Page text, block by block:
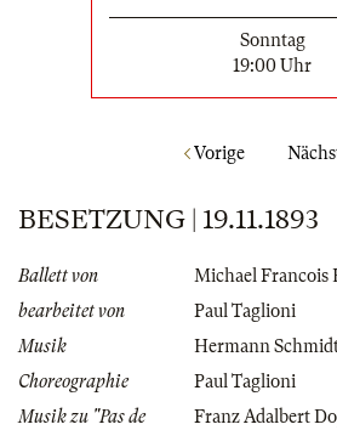
Sonntag
19:00 Uhr
Vorige
BESETZUNG | 19.11.1893
Ballett von
Michael Francois
bearbeitet von
Paul Taglioni
Musik
Hermann
Choreographie
Paul Taglioni
Musik zu "Pas de
Franz Adalbert